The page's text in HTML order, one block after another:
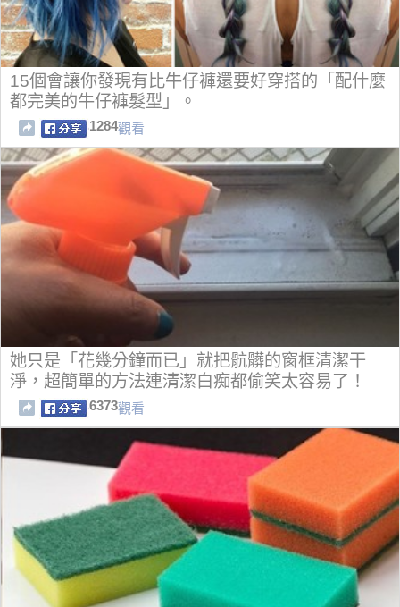
15個會讓你發現有比牛仔褲還要好穿搭的「配什麼
都完美的牛仔褲髮型」。
1284觀看
她只是「花幾分鐘而已」就把骯髒的窗框清潔干
淨，超簡單的方法連清潔白痴都偷笑太容易了！
6373觀看